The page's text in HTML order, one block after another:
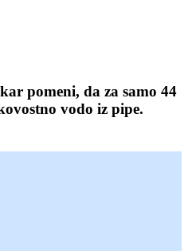
pomeni, da za samo 44
vodo iz pipe.